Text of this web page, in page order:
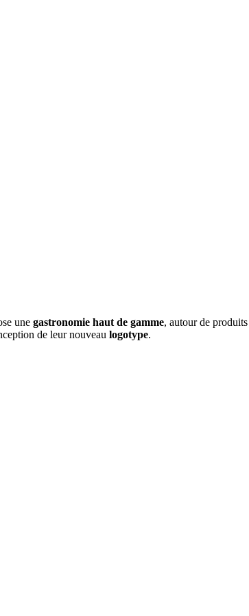
une gastronomie haut de gamme, autour de
de leur nouveau logotype.